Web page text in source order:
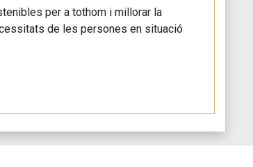
per a tothom i millorar la
de les persones en situació